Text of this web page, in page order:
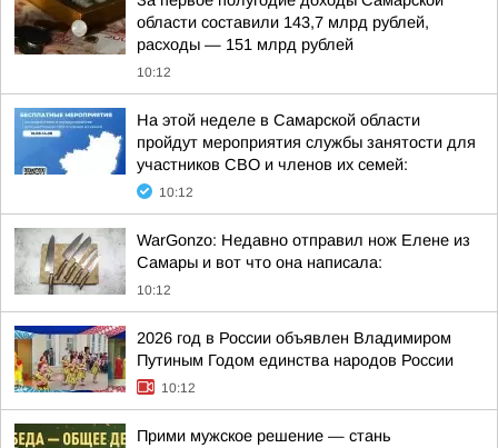
области составили 143,7 млрд рублей,
расходы — 151 млрд рублей
10:12
На этой неделе в Самарской области
пройдут мероприятия службы занятости для
участников СВО и членов их семей:
10:12
WarGonzo: Недавно отправил нож Елене из
Самары и вот что она написала:
10:12
2026 год в России объявлен Владимиром
Путиным Годом единства народов России
10:12
Прими мужское решение — стань